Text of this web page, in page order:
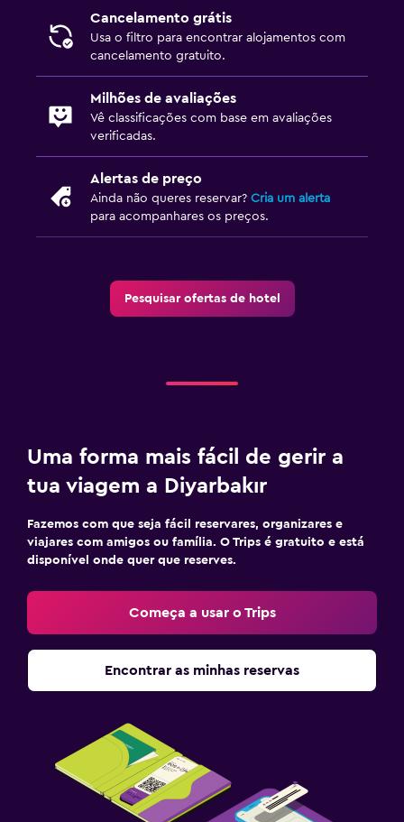
Shuttle aeroporto
Estacionamento gratuito
Serviço de estacionamento
Estacionamento privado
Multimédia e entretenimento
TV de ecrã plano
TV Cabo ou TV por satélite
Canais "pay-per-view"
Ar livre
Terraço/pátio
Quarto
Despertador
Área de trabalho
Adequado a famílias
Cancelamento grátis
Usa o filtro para encontrar alojamentos com
cancelamento gratuito.
Milhões de avaliações
Vê classificações com base em avaliações
verificadas.
Alertas de preço
Ainda não queres reservar? Cria um alerta
para acompanhares os preços.
Pesquisar ofertas de hotel
Uma forma mais fácil de gerir a
tua viagem a Diyarbakır
Fazemos com que seja fácil reservares, organizares e
viajares com amigos ou família. O Trips é gratuito e está
disponível onde quer que reserves.
Começa a usar o Trips
Encontrar as minhas reservas